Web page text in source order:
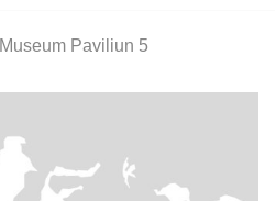
Museum Paviliun 5